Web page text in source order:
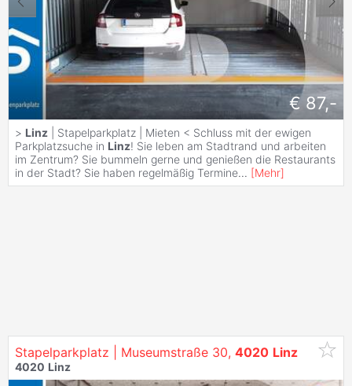
€ 87,-
> Linz | Stapelparkplatz | Mieten < Schluss mit der ewigen
Parkplatzsuche in Linz! Sie leben am Stadtrand und arbeiten
im Zentrum? Sie bummeln gerne und genießen die Restaurants
in der Stadt? Sie haben regelmäßig Termine... [Mehr]
Stapelparkplatz | Museumstraße 30, 4020 Linz
4020 Linz